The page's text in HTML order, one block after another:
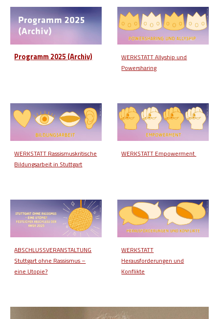
Programm 2025 (Archiv)
WERKSTATT Allyship und
Powersharing
WERKSTATT Rassismuskritische
Bildungsarbeit in Stuttgart
WERKSTATT Empowerment
ABSCHLUSSVERANSTALTUNG
Stuttgart ohne Rassismus –
eine Utopie?
WERKSTATT
Herausforderungen und
Konflikte